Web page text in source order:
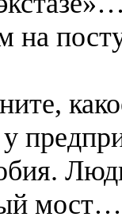
на
мост…